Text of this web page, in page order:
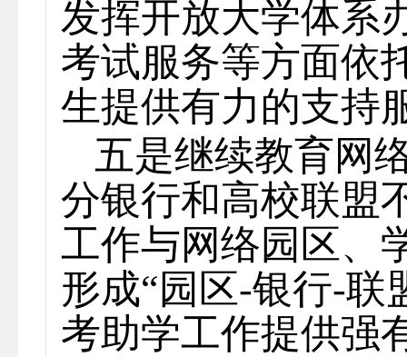
发挥开放大学体系
考试服务等方面依
生提供有力的支持
五是继续教育网
分银行和高校联盟
工作与网络园区、
形成“园区-银行-联
考助学工作提供强